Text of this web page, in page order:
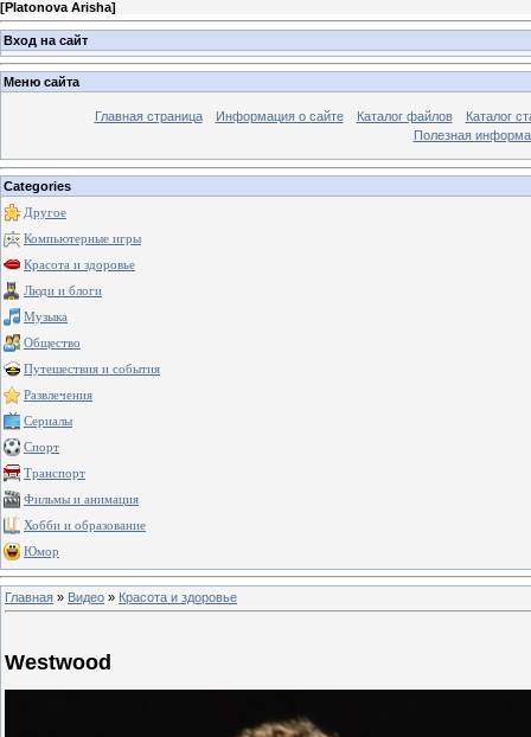
[Platonova Arisha]
Вход на сайт
Меню сайта
Главная страница Информация о сайте Каталог файлов
Каталог
Полезная
Categories
Другое
Компьютерные игры
Красота и здоровье
Люди и блоги
Музыка
Общество
Путешествия и события
Развлечения
Сериалы
Спорт
Транспорт
Фильмы и анимация
Хобби и образование
Юмор
Главная » Видео » Красота и здоровье
Westwood